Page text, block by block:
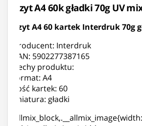
Zeszyt A4 60k gładki 70g UV
Zeszyt A4 60 kartek Interdruk 70g
Producent: Interdruk
EAN: 5902277387165
Cechy produktu:
format: A4
ilość kartek: 60
liniatura: gładki